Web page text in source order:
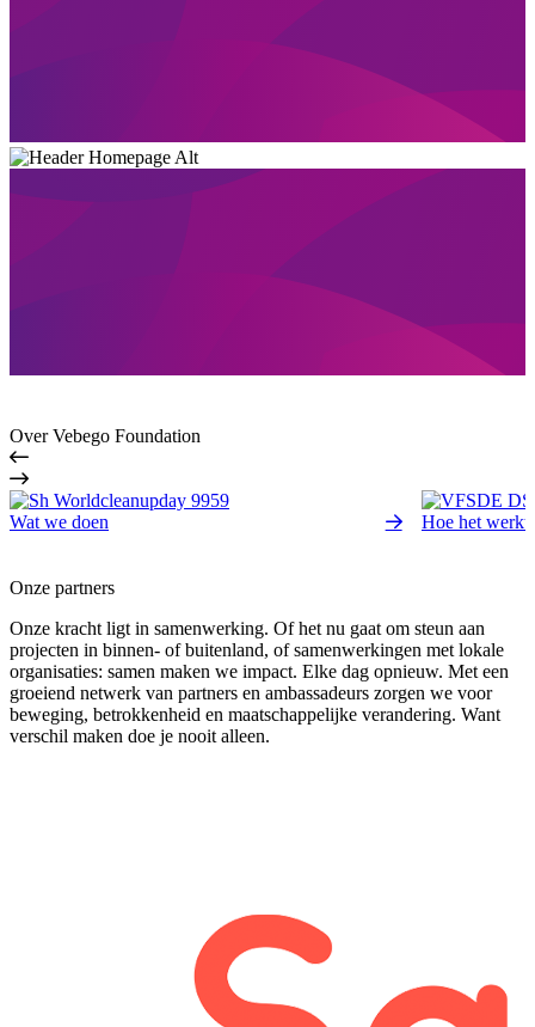
Over Vebego Foundation
Wat we doen Hoe het werkt
Onze partners
Onze kracht ligt in samenwerking. Of het nu gaat om steun aan
projecten in binnen- of buitenland, of samenwerkingen met lokale
organisaties: samen maken we impact. Elke dag opnieuw. Met een
groeiend netwerk van partners en ambassadeurs zorgen we voor
beweging, betrokkenheid en maatschappelijke verandering. Want
verschil maken doe je nooit alleen.